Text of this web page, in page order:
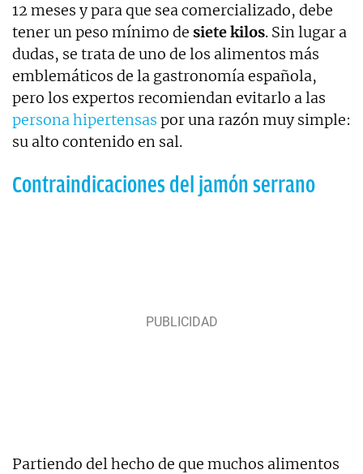
12 meses y para que sea comercializado, debe
tener un peso mínimo de siete kilos. Sin lugar a
dudas, se trata de uno de los alimentos más
emblemáticos de la gastronomía española,
pero los expertos recomiendan evitarlo a las
persona hipertensas por una razón muy simple:
su alto contenido en sal.
Contraindicaciones del jamón serrano
Partiendo del hecho de que muchos alimentos